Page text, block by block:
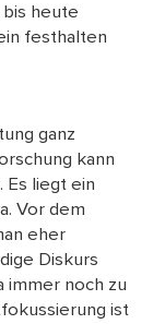
heute
festhalten
ganz
kann
Es liegt ein
Vor dem
eher
Diskurs
immer noch zu
ist